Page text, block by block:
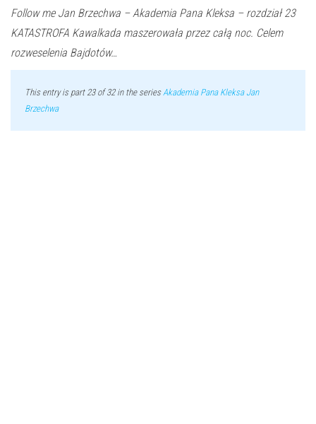
Follow me Jan Brzechwa – Akademia Pana Kleksa – rozdział 23
KATASTROFA Kawalkada maszerowała przez całą noc. Celem
rozweselenia Bajdotów…
This entry is part 23 of 32 in the series Akademia Pana Kleksa Jan
Brzechwa